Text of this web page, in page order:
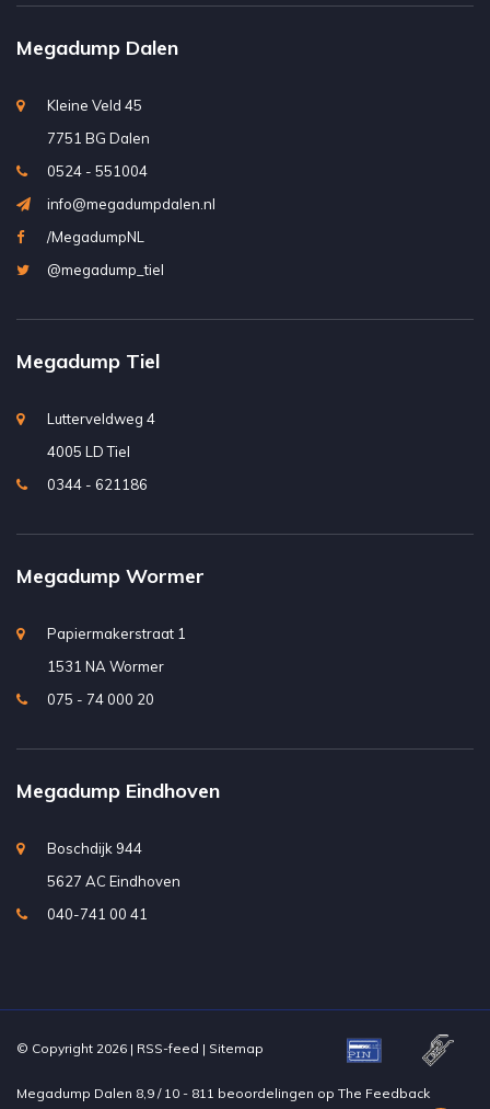
Megadump Dalen
Kleine Veld 45
7751 BG Dalen
0524 - 551004
info@megadumpdalen.nl
/MegadumpNL
@megadump_tiel
Megadump Tiel
Lutterveldweg 4
4005 LD Tiel
0344 - 621186
Megadump Wormer
Papiermakerstraat 1
1531 NA Wormer
075 - 74 000 20
Megadump Eindhoven
Boschdijk 944
5627 AC Eindhoven
040-741 00 41
© Copyright 2026 | RSS-feed | Sitemap
Megadump Dalen 8,9 / 10 - 811 beoordelingen op The Feedback